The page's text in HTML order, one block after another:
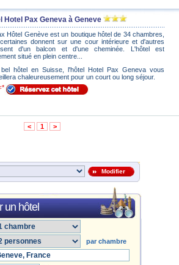
Hotel Pax Geneva à Geneve
Hôtel Genève est un boutique hôtel de 34 chambres,
donnent sur une cour intérieure et d'autres
d'un balcon et d'une cheminée. L'hôtel est
situé en plein centre...
hôtel en Suisse, l'hôtel Hotel Pax Geneva vous
chaleureusement pour un court ou long séjour.
*
< 1 >
Modifier
un hôtel
par chambre